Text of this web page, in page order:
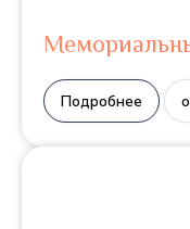
Подробнее